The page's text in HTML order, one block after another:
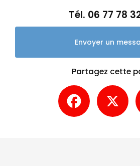
Tél. 06 77 78
Envoyer un
Partagez cette
Facebook